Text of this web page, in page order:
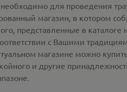
для проведения
магазин, в котором
представленные в каталоге
с Вашими
магазине можно
и другие